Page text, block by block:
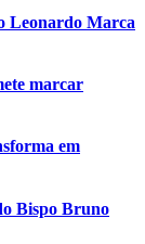
Leonardo Marca
marcar
em
Bispo Bruno